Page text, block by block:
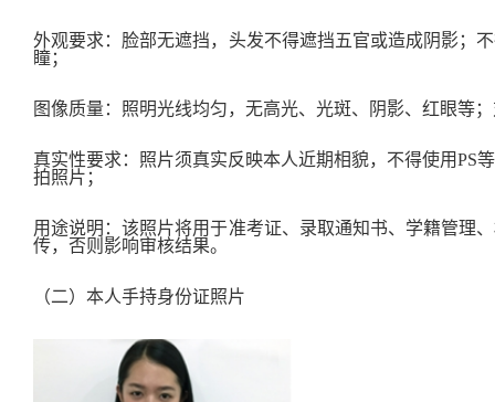
外观要求：脸部无遮挡，头发不得遮挡五官或造成阴影；
瞳；
图像质量：照明光线均匀，无高光、光斑、阴影、红眼等
真实性要求：照片须真实反映本人近期相貌，不得使用PS
拍照片；
用途说明：该照片将用于准考证、录取通知书、学籍管理
传，否则影响审核结果。
（二）本人手持身份证照片